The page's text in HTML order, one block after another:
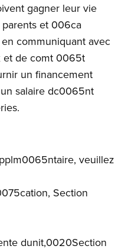
gagner leur vie
parents et 006ca
communiquant avec
et de comt 0065t
un financement
salaire dc0065nt
veuillez
Section
dunit,0020Section